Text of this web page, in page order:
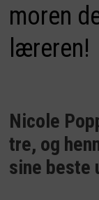
moren
læreren!
Nicole
tre, og
sine beste